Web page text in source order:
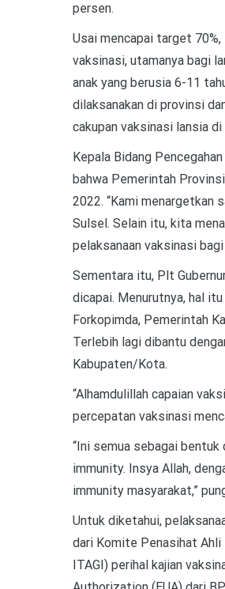
persen.
Usai mencapai target
vaksinasi, utamanya bagi
anak yang berusia 6-11
dilaksanakan di provinsi
cakupan vaksinasi lansia di
Kepala Bidang
bahwa Pemerintah
2022. “Kami menargetkan
Sulsel. Selain itu, kita
pelaksanaan vaksinasi
Sementara itu, Plt
dicapai. Menurutnya, hal
Forkopimda, Pemerintah
Terlebih lagi dibantu
Kabupaten/Kota.
“Alhamdulillah capaian
percepatan vaksinasi
“Ini semua sebagai bentuk
immunity. Insya Allah,
immunity masyarakat,”
Untuk diketahui,
dari Komite Penasihat Ahli
ITAGI) perihal kajian